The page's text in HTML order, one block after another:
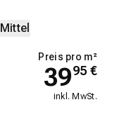
Mittel
Preis pro m²
3995 €
inkl. MwSt.